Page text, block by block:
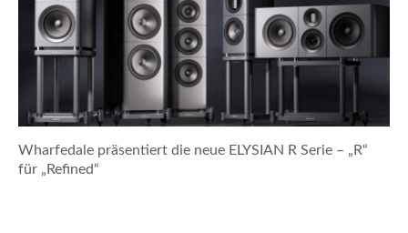
Wharfedale präsentiert die neue ELYSIAN R Serie – „R“
für „Refined“